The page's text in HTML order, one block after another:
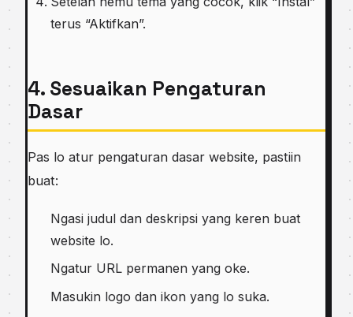
terus “Aktifkan”.
4. Sesuaikan Pengaturan
Dasar
Pas lo atur pengaturan dasar website, pastiin
buat:
Ngasi judul dan deskripsi yang keren buat
website lo.
Ngatur URL permanen yang oke.
Masukin logo dan ikon yang lo suka.